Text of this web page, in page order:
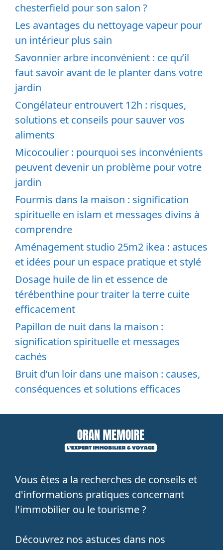
chesterfield pour son salon ?
Les avantages du nettoyage vapeur pour
un intérieur plus sain
Savonnier arbre inconvénient : ce qu’il
faut savoir avant de le planter dans votre
jardin
Congélateur entrouvert 12h : risques,
solutions et conseils pour sauver vos
aliments
Micocoulier : pourquoi ses inconvénients
peuvent devenir un problème pour votre
jardin
Fourmis dans la maison : signification
spirituelle en islam et messages divins à
comprendre
Aménagement studio 25m2 ikea : astuces
et idées pour un espace pratique et stylé
Dosage huile de lin et essence de
térébenthine pour traiter la terre cuite
efficacement
Papillon de nuit dans la maison :
signification spirituelle et messages
cachés
Bruit d’un loir dans une maison : causes,
conséquences et solutions efficaces
Vous êtes a la recherches de conseils et
d'informations pratiques concernant
l'immobilier ou le tourisme ?
Découvrez nos astuces dans nos